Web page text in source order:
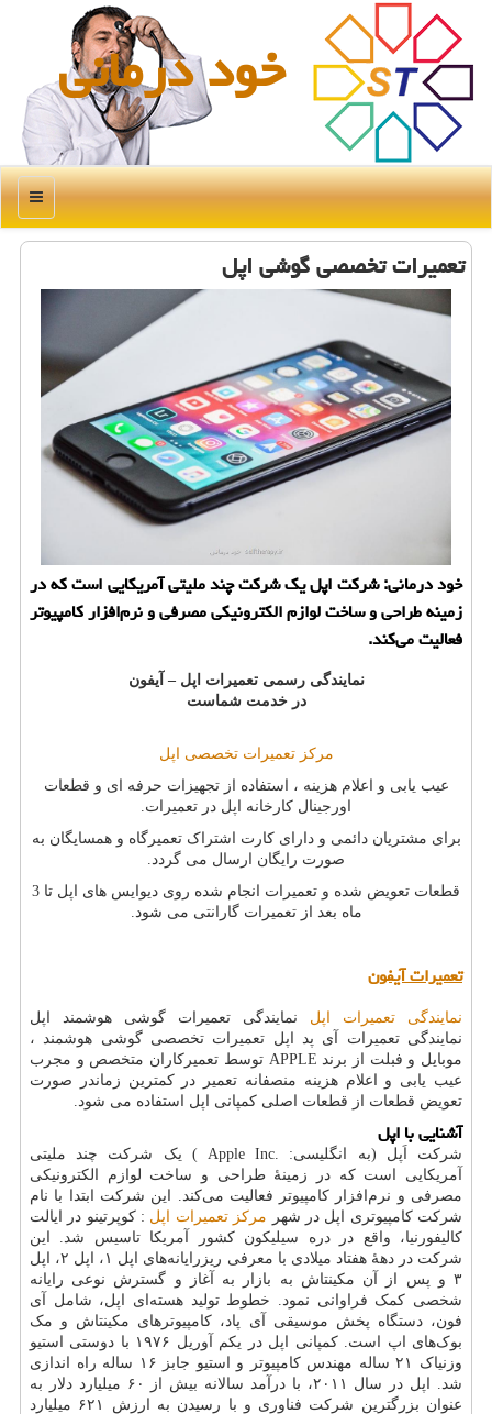
خود درمانی
منو
تعمیرات تخصصی گوشی اپل
خود درمانی: شركت اپل یك شركت چند ملیتی آمریكایی است كه در
زمینه طراحی و ساخت لوازم الكترونیكی مصرفی و نرم‌افزار كامپیوتر
فعالیت می‌كند.
نمایندگی رسمی تعمیرات اپل – آیفون
در خدمت شماست
مرکز تعمیرات تخصصی اپل
عیب یابی و اعلام هزینه ، استفاده از تجهیزات حرفه ای و قطعات
اورجینال کارخانه اپل در تعمیرات.
برای مشتریان دائمی و دارای کارت اشتراک تعمیرگاه و همسایگان به
صورت رایگان ارسال می گردد.
قطعات تعویض شده و تعمیرات انجام شده روی دیوایس های اپل تا 3
ماه بعد از تعمیرات گارانتی می شود.
تعمیرات آیفون
نمایندگی تعمیرات اپل نمایندگی تعمیرات گوشی هوشمند اپل
نمایندگی تعمیرات آی پد اپل تعمیرات تخصصی گوشی هوشمند ،
موبایل و فبلت از برند APPLEتوسط تعمیرکاران متخصص و مجرب
عیب یابی و اعلام هزینه منصفانه تعمیر در کمترین زماندر صورت
تعویض قطعات از قطعات اصلی کمپانی اپل استفاده می شود.
آشنایی با اپل
شرکت اَپل (به انگلیسی:
) یک شرکت چند ملیتی
آمریکایی است که در زمینهٔ طراحی و ساخت لوازم الکترونیکی
مصرفی و نرم‌افزار کامپیوتر فعالیت می‌کند. این شرکت ابتدا با نام
شرکت کامپیوتری اپل در شهر مرکز تعمیرات اپل :کوپرتینو در ایالت
کالیفورنیا، واقع در دره سیلیکون کشور آمریکا تاسیس شد. این
شرکت در دهه‌ٔ هفتاد میلادی با معرفی ریزرایانه‌های اپل ۱ ، اپل ۲، اپل
۳ و پس از آن مکینتاش به بازار به آغاز و گسترش نوعی رایانه
شخصی کمک فراوانی نمود. خطوط تولید هسته‌ای اپل، شامل آی
فون، دستگاه پخش موسیقی آی پاد، کامپیوترهای مکینتاش و مک
بوک‌های اپ است. کمپانی اپل در یکم آوریل ۱۹۷۶ با دوستی استیو
وزنیاک
۲۱ساله مهندس کامپیوتر و استیو جابز ۱۶ ساله راه اندازی
شد. اپل در سال ۲۰۱۱، با درآمد سالانه بیش از ۶۰ میلیارد دلار به
عنوان بزرگترین شرکت فناوری و با رسیدن به ارزش
۶۲۱ میلیارد